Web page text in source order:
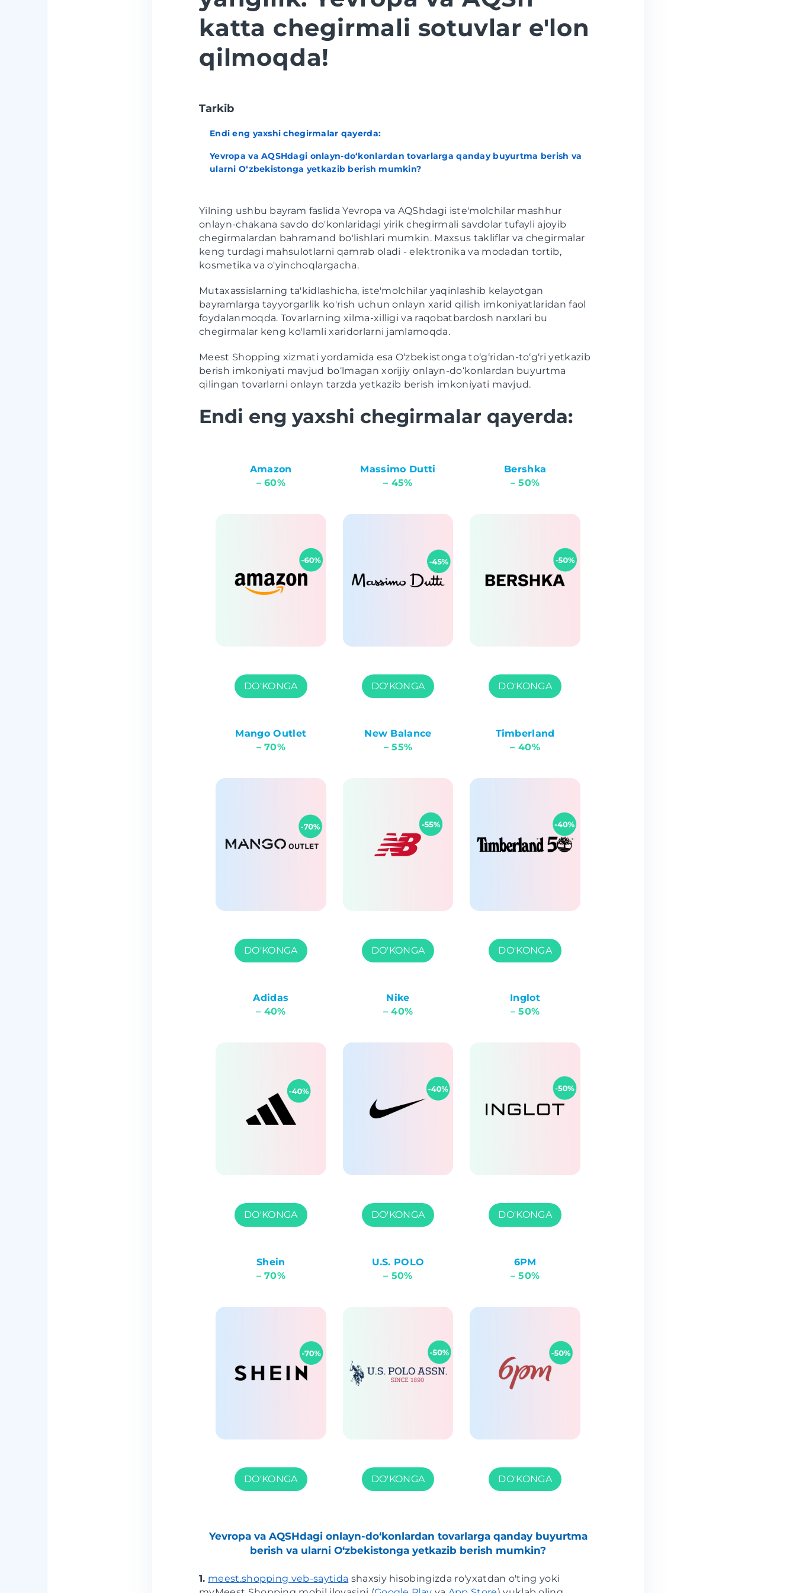
katta chegirmali sotuvlar e'lon
qilmoqda!
Tarkib
Endi eng yaxshi chegirmalar qayerda:
Yevropa va AQSHdagi onlayn-do‘konlardan tovarlarga qanday buyurtma berish va
ularni O‘zbekistonga yetkazib berish mumkin?
Yilning ushbu bayram faslida Yevropa va AQShdagi iste'molchilar mashhur
onlayn-chakana savdo do'konlaridagi yirik chegirmali savdolar tufayli ajoyib
chegirmalardan bahramand bo'lishlari mumkin. Maxsus takliflar va chegirmalar
keng turdagi mahsulotlarni qamrab oladi - elektronika va modadan tortib,
kosmetika va o'yinchoqlargacha.
Mutaxassislarning ta'kidlashicha, iste'molchilar yaqinlashib kelayotgan
bayramlarga tayyorgarlik ko'rish uchun onlayn xarid qilish imkoniyatlaridan faol
foydalanmoqda. Tovarlarning xilma-xilligi va raqobatbardosh narxlari bu
chegirmalar keng ko'lamli xaridorlarni jamlamoqda.
Meest Shopping xizmati yordamida esa O‘zbekistonga to‘g‘ridan-to‘g‘ri yetkazib
berish imkoniyati mavjud bo‘lmagan xorijiy onlayn-do‘konlardan buyurtma
qilingan tovarlarni onlayn tarzda yetkazib berish imkoniyati mavjud.
Endi eng yaxshi chegirmalar qayerda:
Amazon
– 60%
DO'KONGA
Massimo Dutti
– 45%
DO'KONGA
Bershka
– 50%
DO'KONGA
Mango Outlet
– 70%
DO'KONGA
New Balance
– 55%
DO'KONGA
Timberland
– 40%
DO'KONGA
Adidas
– 40%
DO'KONGA
Nike
– 40%
DO'KONGA
Inglot
– 50%
DO'KONGA
Shein
– 70%
DO'KONGA
U.S. POLO
– 50%
DO'KONGA
6PM
– 50%
DO'KONGA
Yevropa va AQSHdagi onlayn-do‘konlardan tovarlarga qanday buyurtma
berish va ularni O‘zbekistonga yetkazib berish mumkin?
1. meest.shopping veb-saytida shaxsiy hisobingizda ro'yxatdan o'ting yoki